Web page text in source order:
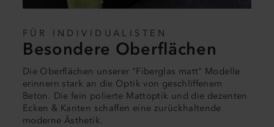
FÜR INDIVIDUALISTEN
Besondere Oberflächen
Die Oberflächen unserer "Fiberglas matt" Modelle
erinnern stark an die Optik von geschliffenem
Beton. Die fein polierte Mattoptik und die dezenten
Ecken & Kanten schaffen eine zurückhaltende
moderne Ästhetik.